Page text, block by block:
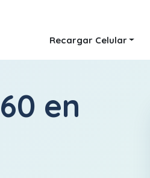
Recargar Celular
en